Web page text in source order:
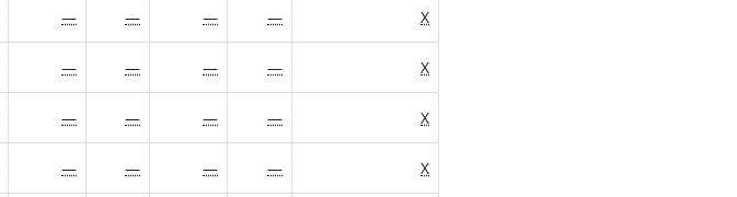
— — — — X
— — — — X
— — — — X
— — — — X